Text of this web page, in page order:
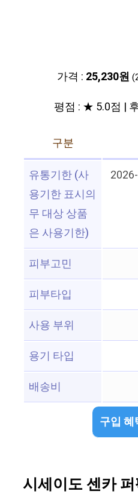
가격 : 25,230원
평점 : ★ 5.0점 |
구분
유통기한 (사
용기한 표시의
무 대상 상품
은 사용기한)
피부고민
피부타입
사용 부위
용기 타입
배송비
구입
시세이도 센카